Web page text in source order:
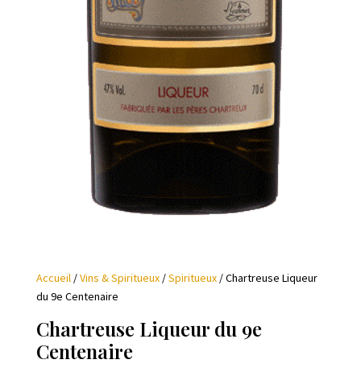
Accueil/Vins & Spiritueux/Spiritueux/ Chartreuse Liqueur
du 9e Centenaire
Chartreuse Liqueur du 9e
Centenaire